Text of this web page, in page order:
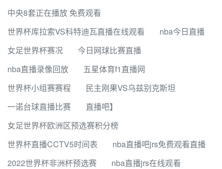
中央8套正在播放 免费观看
世界杯库拉索VS科特迪瓦直播在线观看
nba今日直播
女足世界杯赛况
今日网球比赛直播
nba直播录像回放
五星体育f1直播网
世界杯小组赛赛程
民主刚果VS乌兹别克斯坦
一诺台球直播比赛
直播吧】
女足世界杯欧洲区预选赛积分榜
世界杯直播CCTV5时间表
nba直播吧jrs免费观看直播
2022世界杯非洲杯预选赛
nba直播jrs在线观看